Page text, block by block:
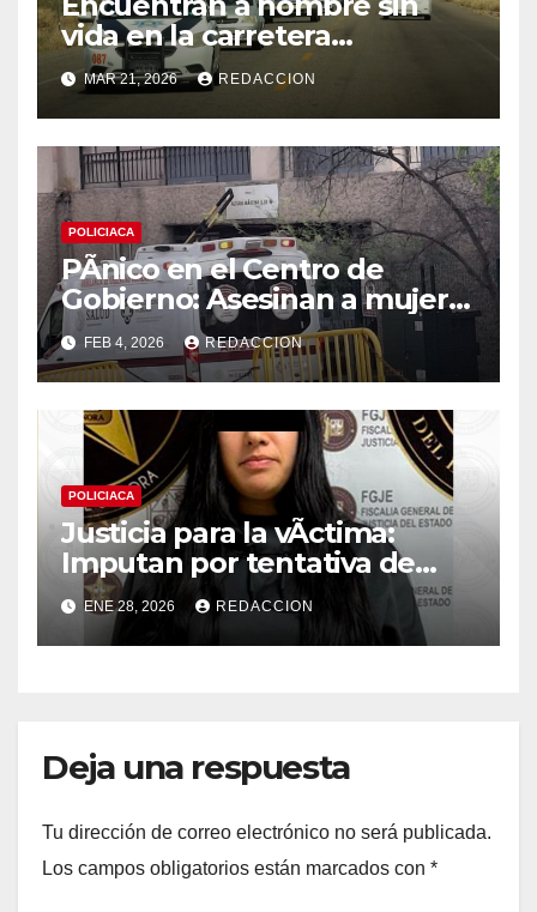
vida en la carretera
Hermosillo-Kino; presumen
infarto mientras pedaleaba
MAR 21, 2026 REDACCION
POLICIACA
PÃnico en el Centro de
Gobierno: Asesinan a mujer
en el estacionamiento del
Edificio MÃxico; FiscalÃa
busca al agresor
FEB 4, 2026 REDACCION
POLICIACA
Justicia para la vÃctima:
Imputan por tentativa de
feminicidio a mujer que
irrumpiÃ en casa de Lomas
de Anza para atacar a otra
ENE 28, 2026 REDACCION
Deja una respuesta
Tu dirección de correo electrónico no será publicada.
Los campos obligatorios están marcados con *